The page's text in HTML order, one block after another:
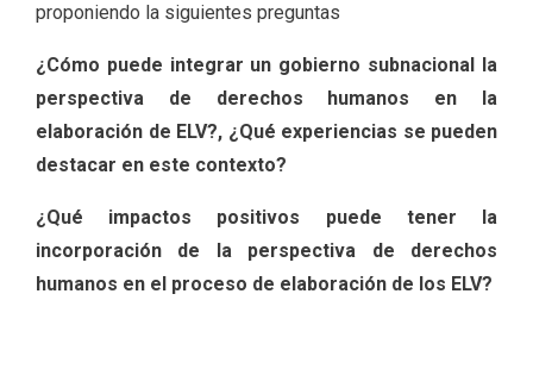
proponiendo la siguientes preguntas
¿Cómo puede integrar un gobierno subnacional la
perspectiva de derechos humanos en la
elaboración de ELV?, ¿Qué experiencias se pueden
destacar en este contexto?
¿Qué impactos positivos puede tener la
incorporación de la perspectiva de derechos
humanos en el proceso de elaboración de los ELV?